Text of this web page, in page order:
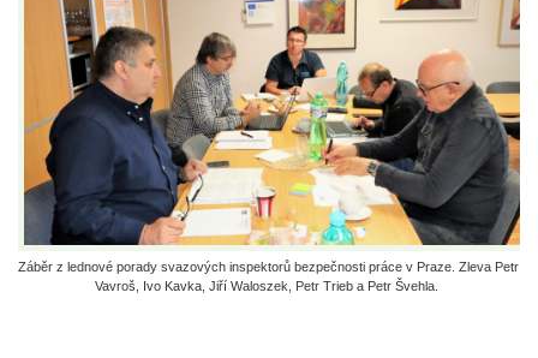
Záběr z lednové porady svazových inspektorů bezpečnosti práce v Praze. Zleva Petr
Vavroš, Ivo Kavka, Jiří Waloszek, Petr Trieb a Petr Švehla.